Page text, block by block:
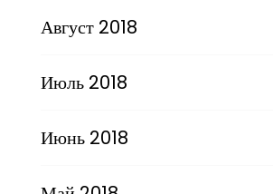
Август 2018
Июль 2018
Июнь 2018